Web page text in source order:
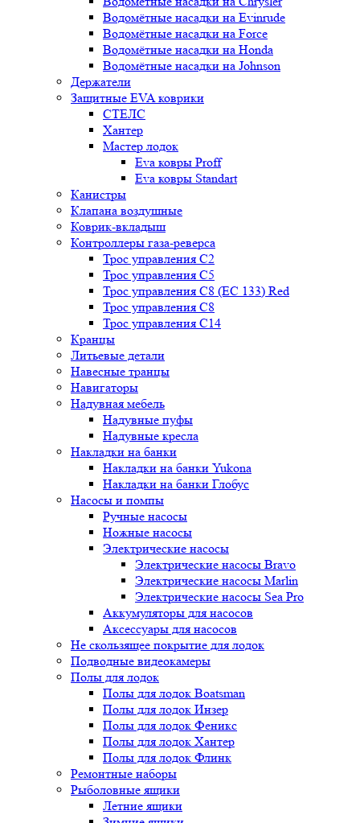
Водомётные насадки на Evinrude
Водомётные насадки на Force
Водомётные насадки на Honda
Водомётные насадки на Johnson
Держатели
Защитные EVA коврики
СТЕЛС
Хантер
Мастер лодок
Eva ковры Proff
Eva ковры Standart
Канистры
Клапана воздушные
Коврик-вкладыш
Контроллеры газа-реверса
Трос управления C2
Трос управления C5
Трос управления C8 (ЕС 133) Red
Трос управления C8
Трос управления C14
Кранцы
Литьевые детали
Навесные транцы
Навигаторы
Надувная мебель
Надувные пуфы
Надувные кресла
Накладки на банки
Накладки на банки Yukona
Накладки на банки Глобус
Насосы и помпы
Ручные насосы
Ножные насосы
Электрические насосы
Электрические насосы Bravo
Электрические насосы Marlin
Электрические насосы Sea Pro
Аккумуляторы для насосов
Аксессуары для насосов
Не скользящее покрытие для лодок
Подводные видеокамеры
Полы для лодок
Полы для лодок Boatsman
Полы для лодок Инзер
Полы для лодок Феникс
Полы для лодок Хантер
Полы для лодок Флинк
Ремонтные наборы
Рыболовные ящики
Летние ящики